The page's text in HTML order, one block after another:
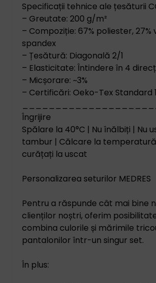
Specificații tehnice ale țesăturii
– Greutate: 200 g/m²
– Compoziție: 67% poliester, 27%
spandex
– Țesătură: Diagonală 2/1
– Elasticitate: Întindere în 4
– Micșorare: ~3%
– Certificări: Oeko-Tex Standard
Îngrijire
Spălare la 40°C | Nu înălbiți | Nu
tambur | Călcare la temperatură
curățați la uscat
Personalizarea seturilor MEDRES
Pentru a răspunde cât mai bine
clienților noștri, oferim
combina culorile și mărimile
pantalonilor într-un singur set.
În plus: